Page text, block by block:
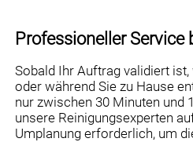
Professioneller Service
Sobald Ihr Auftrag validiert
oder während Sie zu Hause
nur zwischen 30 Minuten und
unsere Reinigungsexperten
Umplanung erforderlich, um